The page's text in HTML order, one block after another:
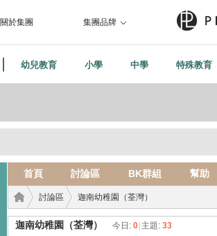
關於集團 集團品牌
幼兒教育 小學 中學 特殊教育
首頁 討論區 BK群組 幫助
討論區 迦南幼稚園（荃灣）
迦南幼稚園（荃灣） 今日: 0 主題: 33